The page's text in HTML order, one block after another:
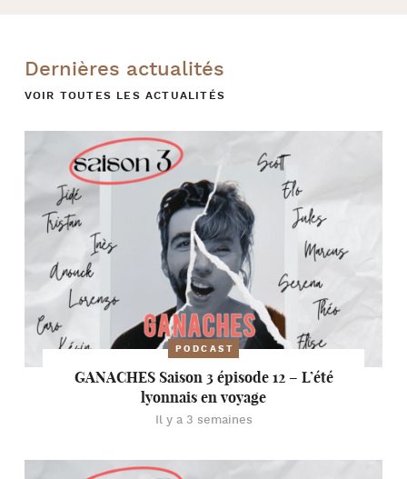
Dernières actualités
VOIR TOUTES LES ACTUALITÉS
PODCAST
GANACHES Saison 3 épisode 12 – L’été
lyonnais en voyage
Il y a 3 semaines